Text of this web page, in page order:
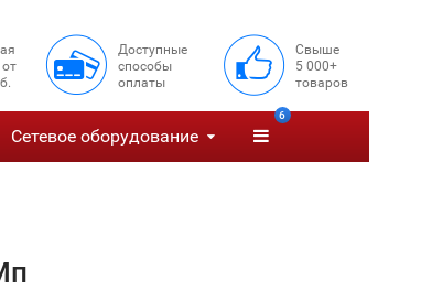
Доступные
способы
оплаты
Свыше
5 000+
товаров
Сетевое оборудование
6